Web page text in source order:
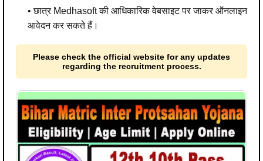
• छात्र Medhasoft की आधिकारिक वेबसाइट पर जाकर ऑनलाइन
आवेदन कर सकते हैं।
Please check the official website for any updates
regarding the recruitment process.